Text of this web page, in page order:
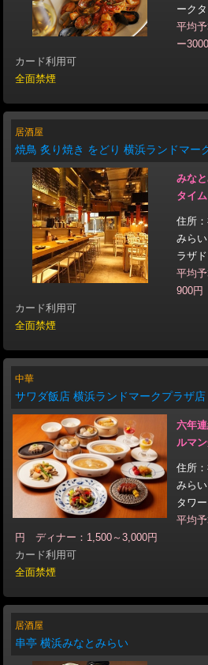
ーク
平均
ー
カード利用可
全面禁煙
居酒屋
焼鳥 炙り焼き をどり 横浜ランドマー
みな
タイ
住所
みら
ラザ
平均
900円
カード利用可
全面禁煙
中華
サワダ飯店 横浜ランドマークプラザ店
六年
ルマ
住所
みら
タワ
平均
円 ディナー：1,500～3,000円
カード利用可
全面禁煙
居酒屋
串亭 横浜みなとみらい